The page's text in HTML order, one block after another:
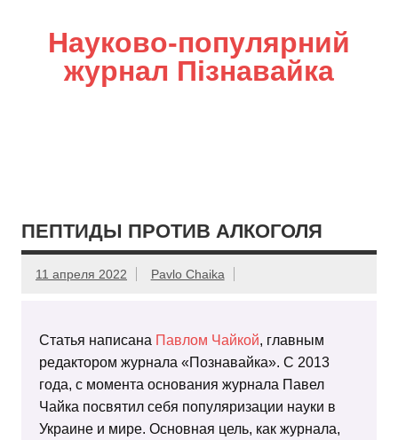
Науково-популярний
журнал Пізнавайка
ПЕПТИДЫ ПРОТИВ АЛКОГОЛЯ
11 апреля 2022 Pavlo Chaika
Статья написана Павлом Чайкой, главным
редактором журнала «Познавайка». С 2013
года, с момента основания журнала Павел
Чайка посвятил себя популяризации науки в
Украине и мире. Основная цель, как журнала,